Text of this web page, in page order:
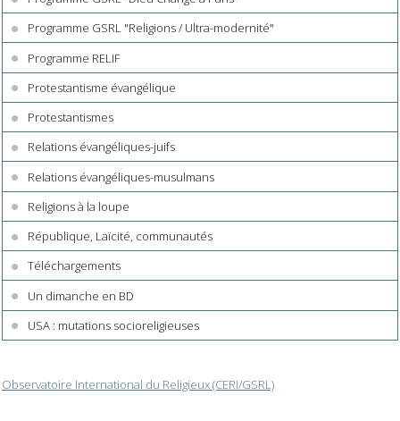
Programme GSRL "Religions / Ultra-modernité"
Programme RELIF
Protestantisme évangélique
Protestantismes
Relations évangéliques-juifs
Relations évangéliques-musulmans
Religions à la loupe
République, Laïcité, communautés
Téléchargements
Un dimanche en BD
USA : mutations socioreligieuses
Observatoire International du Religieux (CERI/GSRL)